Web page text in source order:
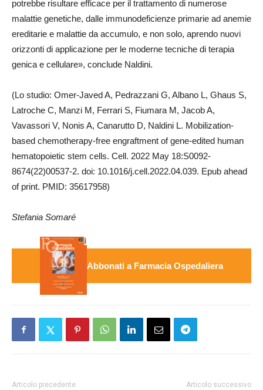
potrebbe risultare efficace per il trattamento di numerose
malattie genetiche, dalle immunodeficienze primarie ad anemie
ereditarie e malattie da accumulo, e non solo, aprendo nuovi
orizzonti di applicazione per le moderne tecniche di terapia
genica e cellulare», conclude Naldini.
(Lo studio: Omer-Javed A, Pedrazzani G, Albano L, Ghaus S,
Latroche C, Manzi M, Ferrari S, Fiumara M, Jacob A,
Vavassori V, Nonis A, Canarutto D, Naldini L. Mobilization-
based chemotherapy-free engraftment of gene-edited human
hematopoietic stem cells. Cell. 2022 May 18:S0092-
8674(22)00537-2. doi: 10.1016/j.cell.2022.04.039. Epub ahead
of print. PMID: 35617958)
Stefania Somaré
Abbonati a Farmacia Ospedaliera
Articolo precedente Articolo successivo